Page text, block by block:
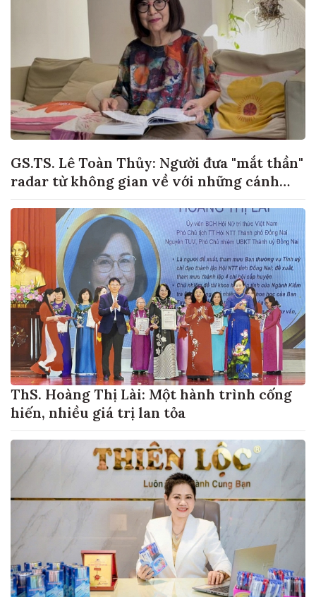
GS.TS. Lê Toàn Thủy: Người đưa "mắt thần"
radar từ không gian về với những cánh
ThS. Hoàng Thị Lài: Một hành trình cống
hiến, nhiều giá trị lan tỏa